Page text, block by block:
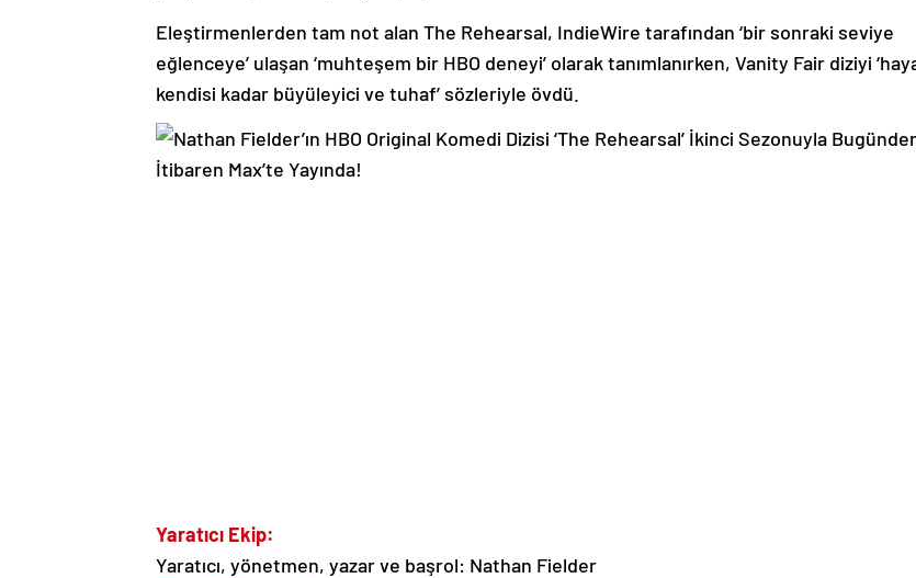
Eleştirmenlerden tam not alan The Rehearsal, IndieWire tarafından ‘bir sonraki seviye
eğlenceye’ ulaşan ‘muhteşem bir HBO deneyi’ olarak tanımlanırken, Vanity Fair diziyi
kendisi kadar büyüleyici ve tuhaf’ sözleriyle övdü.
Yaratıcı Ekip:
Yaratıcı, yönetmen, yazar ve başrol: Nathan Fielder